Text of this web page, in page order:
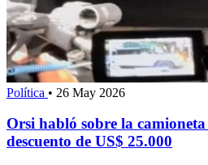
Política • 26 May 2026
Orsi habló sobre la
descuento de US$ 25.000